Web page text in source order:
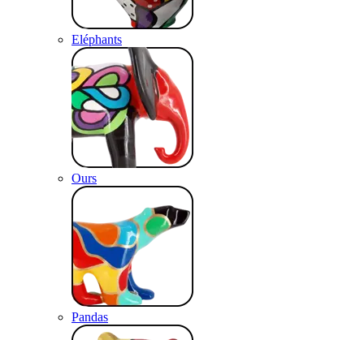
Eléphants
Ours
Pandas